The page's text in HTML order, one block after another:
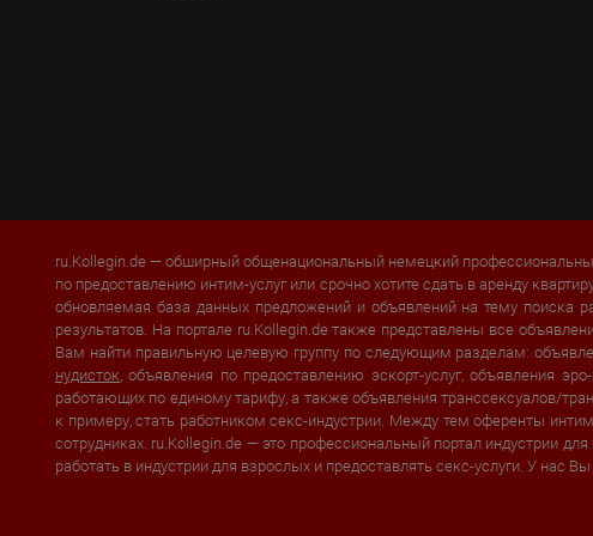
data.
this
cases
not
did
Place
ru.Kollegin.de — обширный общенациональный немецкий
по предоставлению интим-услуг или срочно хотите сдать в аренду
обновляемая база данных предложений и объявлений на тему поиска
результатов. На портале ru.Kollegin.de также представлены все
Вам найти правильную целевую группу по следующим разделам:
нудисток, объявления по предоставлению эскорт-услуг, объявления
работающих по единому тарифу, а также объявления транссексуалов/
к примеру, стать работником секс-индустрии. Между тем оференты
сотрудниках. ru.Kollegin.de — это профессиональный портал индустрии
работать в индустрии для взрослых и предоставлять секс-услуги. У нас